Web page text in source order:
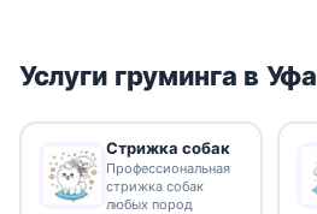
Услуги груминга в Уфа
Стрижка собак
Профессиональная
стрижка собак
любых пород